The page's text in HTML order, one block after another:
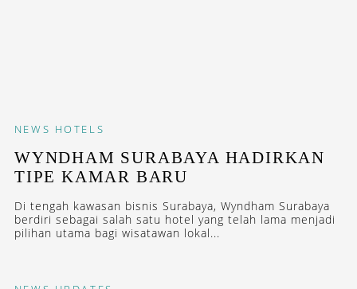
NEWS HOTELS
WYNDHAM SURABAYA HADIRKAN
TIPE KAMAR BARU
Di tengah kawasan bisnis Surabaya, Wyndham Surabaya
berdiri sebagai salah satu hotel yang telah lama menjadi
pilihan utama bagi wisatawan lokal...